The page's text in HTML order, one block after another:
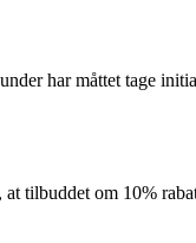
har måttet tage
tilbuddet om 10%